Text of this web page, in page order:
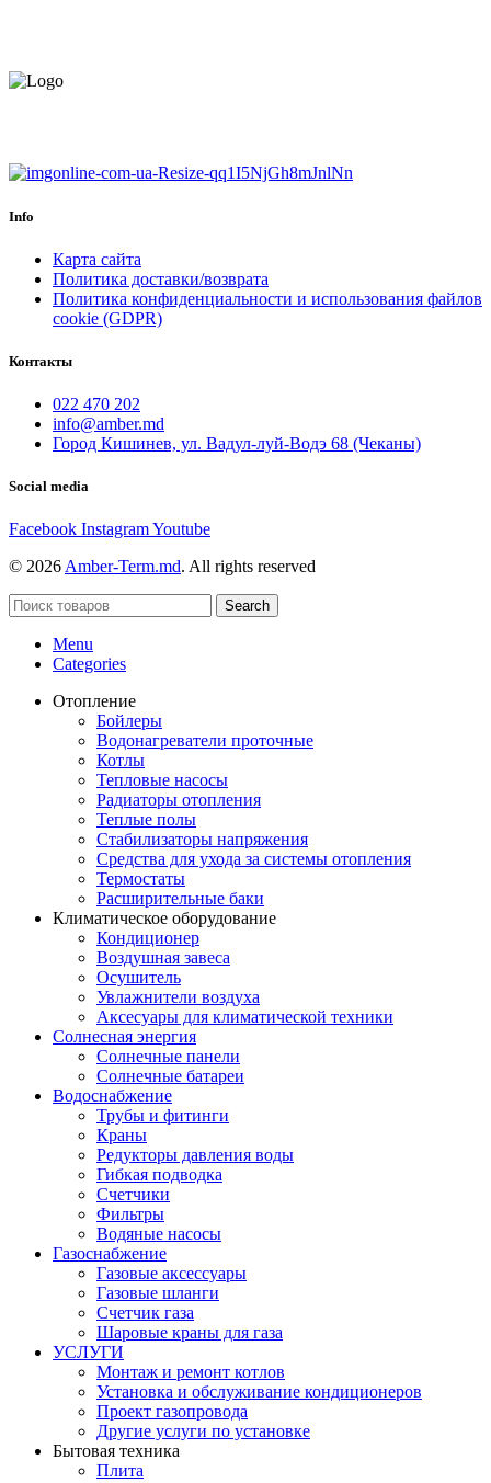
Info
Карта сайта
Политика доставки/возврата
Политика конфиденциальности и использования файлов
cookie (GDPR)
Контакты
022 470 202
info@amber.md
Город Кишинев, ул. Вадул-луй-Водэ 68 (Чеканы)
Social media
Facebook InstagramYoutube
© 2026 Amber-Term.md. All rights reserved
Search
Menu
Categories
Отопление
Бойлеры
Водонагреватели проточные
Котлы
Тепловые насосы
Радиаторы отопления
Теплые полы
Стабилизаторы напряжения
Средства для ухода за системы отопления
Термостаты
Расширительные баки
Климатическое оборудование
Кондиционер
Воздушная завеса
Осушитель
Увлажнители воздуха
Аксесуары для климатической техники
Солнесная энергия
Cолнечные панели
Солнечные батареи
Водоснабжение
Трубы и фитинги
Краны
Редукторы давления воды
Гибкая подводка
Счетчики
Фильтры
Водяные насосы
Газоснабжение
Газовые аксессуары
Газовые шланги
Счетчик газа
Шаровые краны для газа
УСЛУГИ
Монтаж и ремонт котлов
Установка и обслуживание кондиционеров
Проект газопровода
Другие услуги по установке
Бытовая техника
Плита